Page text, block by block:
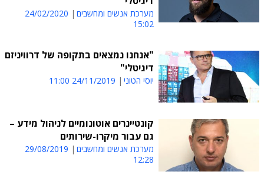
מערכת אנשים ומחשבים
24/02/2020
15:02
"אנחנו נמצאים בתקופה של דרוויניזם
דיגיטלי"
יוסי הטוני 24/11/2019 11:00
קונטיינרים אוטונומיים לניהול מידע –
גם עבור מיקרו-שירותים
מערכת אנשים ומחשבים
29/08/2019
12:28